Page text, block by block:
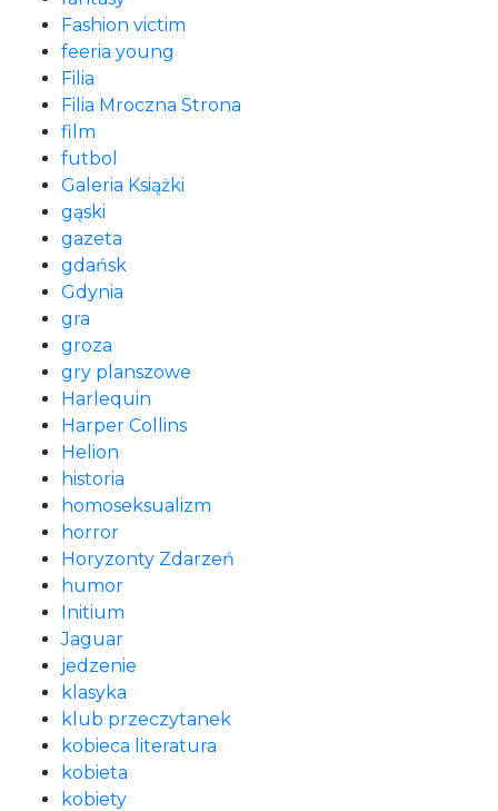
Fashion victim
feeria young
Filia
Filia Mroczna Strona
film
futbol
Galeria Książki
gąski
gazeta
gdańsk
Gdynia
gra
groza
gry planszowe
Harlequin
Harper Collins
Helion
historia
homoseksualizm
horror
Horyzonty Zdarzeń
humor
Initium
Jaguar
jedzenie
klasyka
klub przeczytanek
kobieca literatura
kobieta
kobiety